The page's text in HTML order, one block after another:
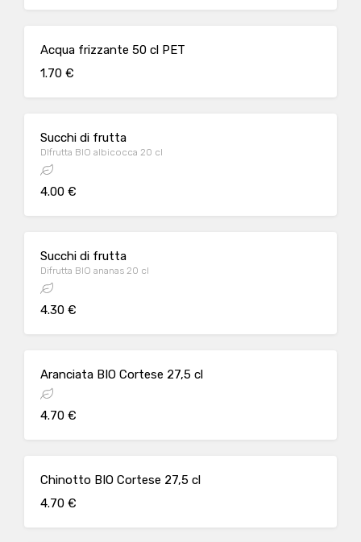
Acqua frizzante 50 cl PET
1.70 €
Succhi di frutta
DIfrutta BIO albicocca 20 cl
4.00 €
Succhi di frutta
Difrutta BIO ananas 20 cl
4.30 €
Aranciata BIO Cortese 27,5 cl
4.70 €
Chinotto BIO Cortese 27,5 cl
4.70 €